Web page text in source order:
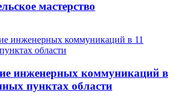
мастерство
инженерных коммуникаций в
пунктах области